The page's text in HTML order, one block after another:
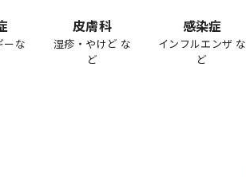
ーな
皮膚科
湿疹・やけど な
ど
感染症
インフルエンザ な
ど